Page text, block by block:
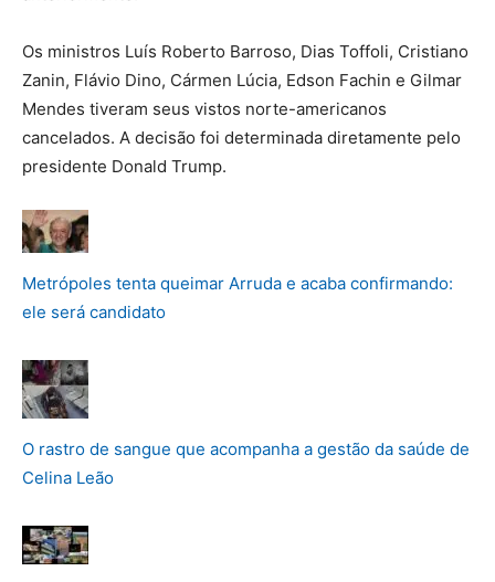
Os ministros Luís Roberto Barroso, Dias Toffoli, Cristiano
Zanin, Flávio Dino, Cármen Lúcia, Edson Fachin e Gilmar
Mendes tiveram seus vistos norte-americanos
cancelados. A decisão foi determinada diretamente pelo
presidente Donald Trump.
Metrópoles tenta queimar Arruda e acaba confirmando:
ele será candidato
O rastro de sangue que acompanha a gestão da saúde de
Celina Leão